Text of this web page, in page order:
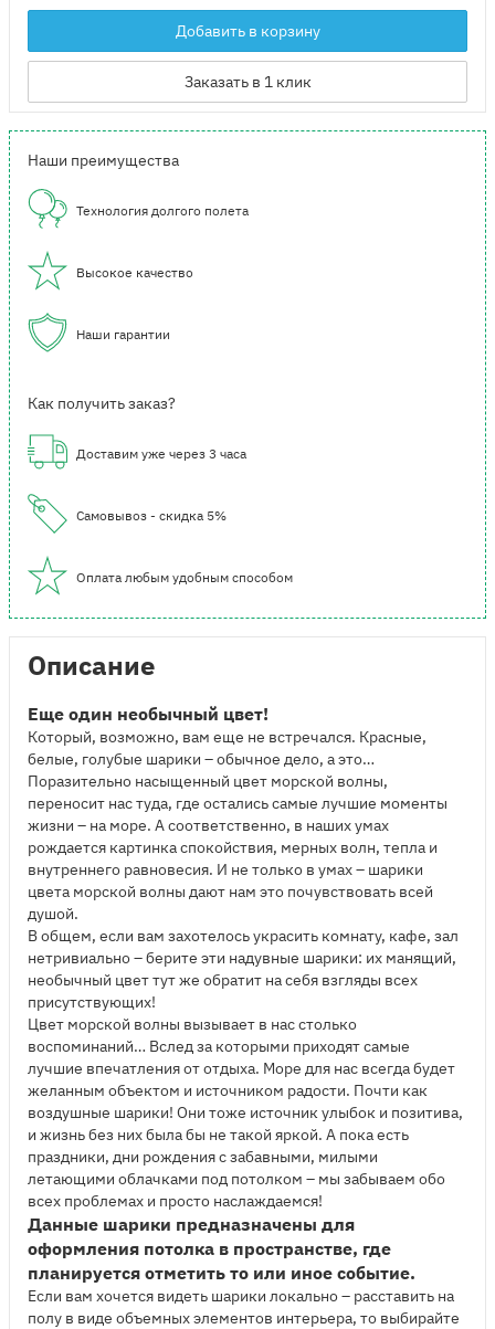
Добавить в корзину
Заказать в 1 клик
Наши преимущества
Технология долгого полета
Высокое качество
Наши гарантии
Как получить заказ?
Доставим уже через 3 часа
Самовывоз - скидка 5%
Оплата любым удобным способом
Описание
Еще один необычный цвет!
Который, возможно, вам еще не встречался. Красные,
белые, голубые шарики – обычное дело, а это…
Поразительно насыщенный цвет морской волны,
переносит нас туда, где остались самые лучшие моменты
жизни – на море. А соответственно, в наших умах
рождается картинка спокойствия, мерных волн, тепла и
внутреннего равновесия. И не только в умах – шарики
цвета морской волны дают нам это почувствовать всей
душой.
В общем, если вам захотелось украсить комнату, кафе, зал
нетривиально – берите эти надувные шарики: их манящий,
необычный цвет тут же обратит на себя взгляды всех
присутствующих!
Цвет морской волны вызывает в нас столько
воспоминаний… Вслед за которыми приходят самые
лучшие впечатления от отдыха. Море для нас всегда будет
желанным объектом и источником радости. Почти как
воздушные шарики! Они тоже источник улыбок и позитива,
и жизнь без них была бы не такой яркой. А пока есть
праздники, дни рождения с забавными, милыми
летающими облачками под потолком – мы забываем обо
всех проблемах и просто наслаждаемся!
Данные шарики предназначены для
оформления потолка в пространстве, где
планируется отметить то или иное событие.
Если вам хочется видеть шарики локально – расставить на
полу в виде объемных элементов интерьера, то выбирайте